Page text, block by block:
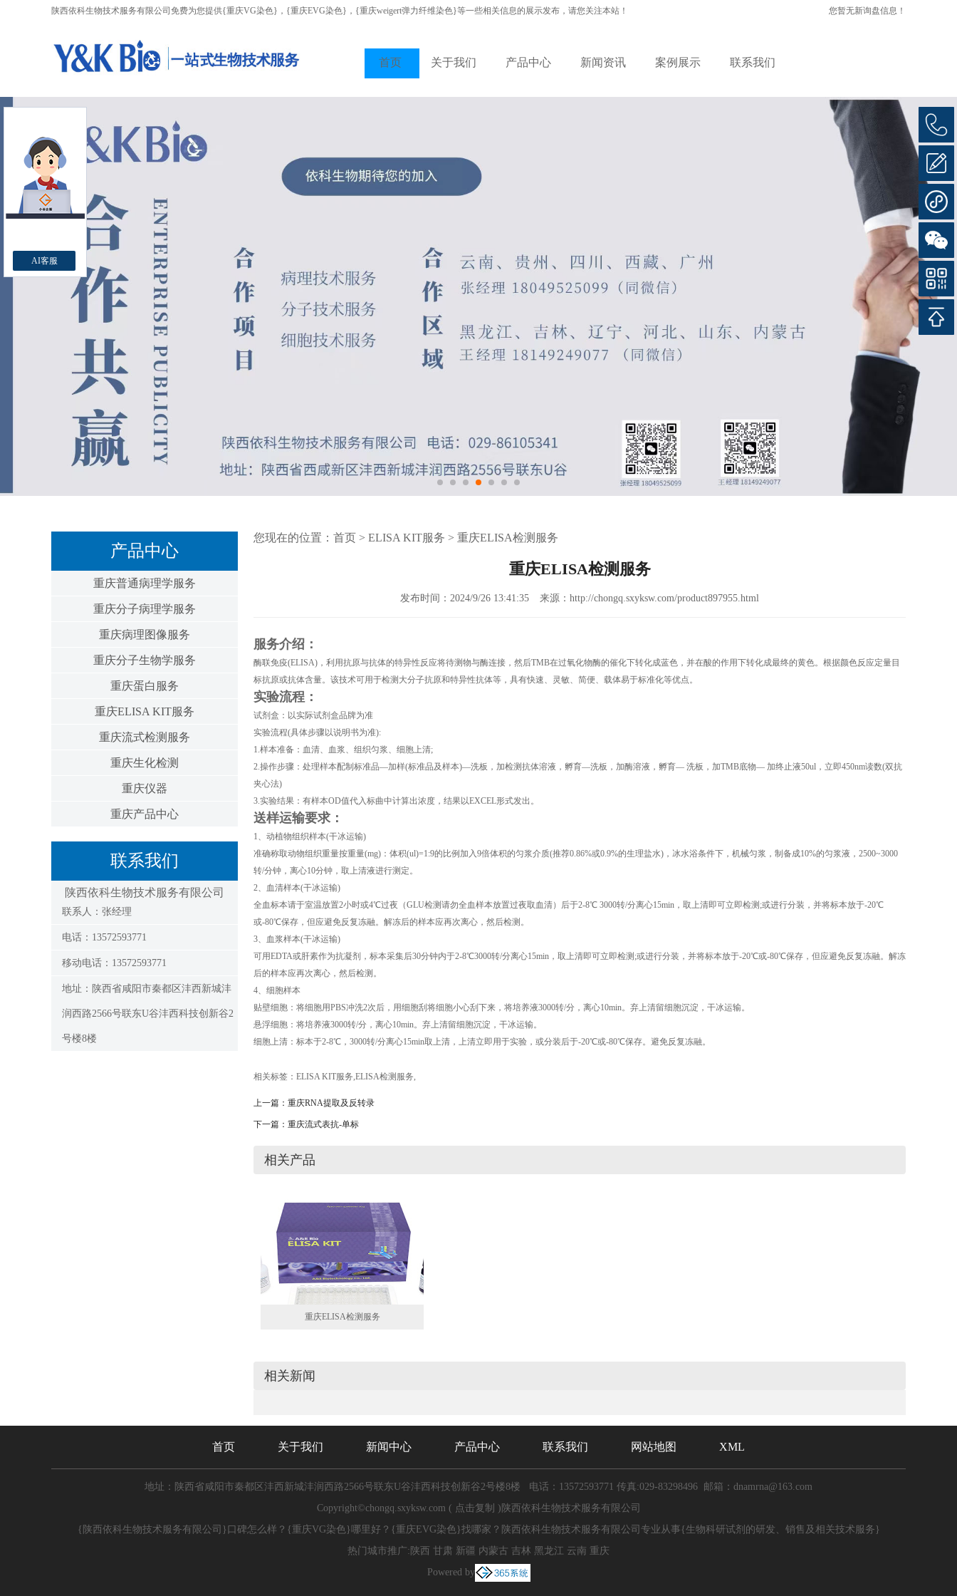
陕西依科生物技术服务有限公司免费为您提供{重庆VG染色} ，{重庆EVG染色}，{重庆weigert弹力纤维染色}等一些相关信息的展示发布，请您关注本站！ 您暂无新询盘信息！
首页 关于我们 产品中心 新闻资讯 案例展示 联系我们
产品中心
重庆普通病理学服务
重庆分子病理学服务
重庆病理图像服务
重庆分子生物学服务
重庆蛋白服务
重庆ELISA KIT服务
重庆流式检测服务
重庆生化检测
重庆仪器
重庆产品中心
联系我们
陕西依科生物技术服务有限公司
联系人：张经理
电话：13572593771
移动电话：13572593771
地址：陕西省咸阳市秦都区沣西新城沣
润西路2566号联东U谷沣西科技创新谷2
号楼8楼
您现在的位置： 首页 > ELISA KIT服务 > 重庆ELISA检测服务
重庆ELISA检测服务
发布时间：2024/9/26 13:41:35 来源：http://chongq.sxyksw.com/product897955.html
服务介绍：
酶联免疫(ELISA)，利用抗原与抗体的特异性反应将待测物与酶连接，然后TMB在过氧化物酶的催化下转化成蓝色，并在酸的作用下转化成最终的黄色。根据颜色反应定量目
标抗原或抗体含量。该技术可用于检测大分子抗原和特异性抗体等，具有快速、灵敏、简便、载体易于标准化等优点。
实验流程：
试剂盒：以实际试剂盒品牌为准
实验流程(具体步骤以说明书为准):
1.样本准备：血清、血浆、组织匀浆、细胞上清;
2.操作步骤：处理样本配制标准品—加样(标准品及样本)—洗板，加检测抗体溶液，孵育—洗板，加酶溶液，孵育— 洗板，加TMB底物— 加终止液50ul，立即450nm读数(双抗
夹心法)
3.实验结果：有样本OD值代入标曲中计算出浓度，结果以EXCEL形式发出。
送样运输要求：
1、动植物组织样本(干冰运输)
准确称取动物组织重量按重量(mg)：体积(ul)=1:9的比例加入9倍体积的匀浆介质(推荐0.86%或0.9%的生理盐水)，冰水浴条件下，机械匀浆，制备成10%的匀浆液，2500~3000
转/分钟，离心10分钟，取上清液进行测定。
2、血清样本(干冰运输)
全血标本请于室温放置2小时或4℃过夜（GLU检测请勿全血样本放置过夜取血清）后于2-8℃ 3000转/分离心15min，取上清即可立即检测;或进行分装，并将标本放于-20℃
或-80℃保存，但应避免反复冻融。解冻后的样本应再次离心，然后检测。
3、血浆样本(干冰运输)
可用EDTA或肝素作为抗凝剂，标本采集后30分钟内于2-8℃3000转/分离心15min，取上清即可立即检测;或进行分装，并将标本放于-20℃或-80℃保存，但应避免反复冻融。解冻
后的样本应再次离心，然后检测。
4、细胞样本
贴壁细胞：将细胞用PBS冲洗2次后，用细胞刮将细胞小心刮下来，将培养液3000转/分，离心10min。弃上清留细胞沉淀，干冰运输。
悬浮细胞：将培养液3000转/分，离心10min。弃上清留细胞沉淀，干冰运输。
细胞上清：标本于2-8℃，3000转/分离心15min取上清，上清立即用于实验，或分装后于-20℃或-80℃保存。避免反复冻融。
相关标签： ELISA KIT服务,ELISA检测服务,
上一篇： 重庆RNA提取及反转录
下一篇： 重庆流式表抗-单标
相关产品
重庆ELISA检测服务
相关新闻
首页 关于我们 新闻中心 产品中心 联系我们 网站地图 XML
地址：陕西省咸阳市秦都区沣西新城沣润西路2566号联东U谷沣西科技创新谷2号楼8楼 电话：13572593771 传真:029-83298496 邮箱：dnamrna@163.com
Copyright©chongq.sxyksw.com ( 点击复制 )陕西依科生物技术服务有限公司
{陕西依科生物技术服务有限公司}口碑怎么样？{重庆VG染色}哪里好？{重庆EVG染色}找哪家？陕西依科生物技术服务有限公司专业从事{生物科研试剂的研发、销售及相关技术服务}
热门城市推广: 陕西 甘肃 新疆 内蒙古 吉林 黑龙江 云南 重庆
Powered by
AI客服